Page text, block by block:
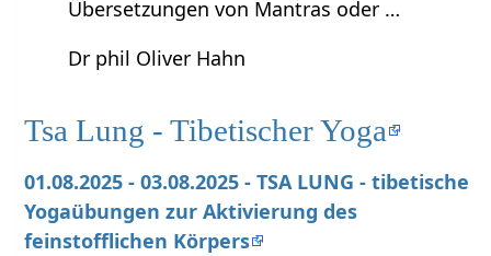
Übersetzungen von Mantras oder …
Dr phil Oliver Hahn
Tsa Lung - Tibetischer Yoga
01.08.2025 - 03.08.2025 - TSA LUNG - tibetische
Yogaübungen zur Aktivierung des
feinstofflichen Körpers